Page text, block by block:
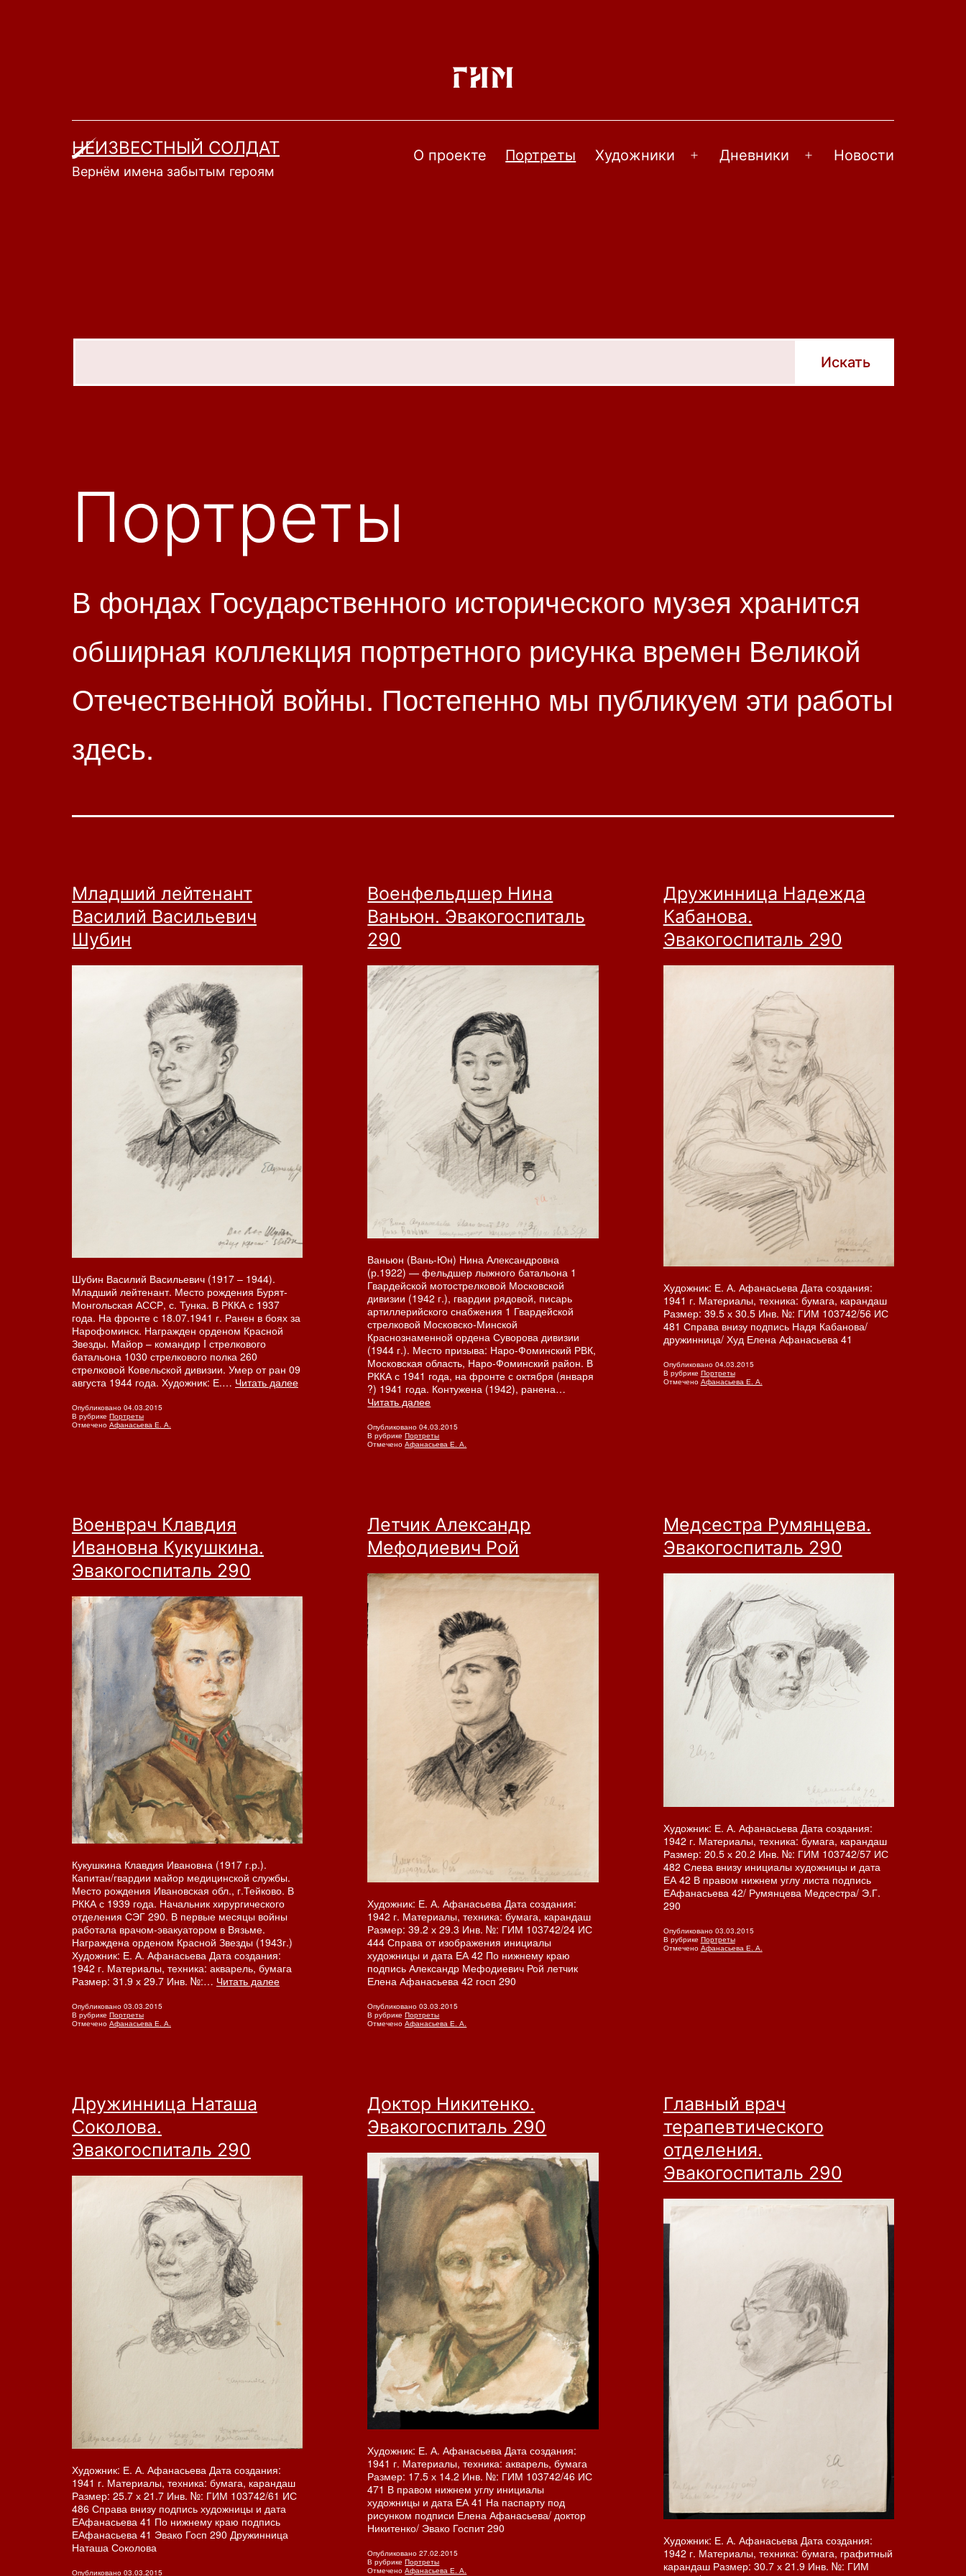
НЕИЗВЕСТНЫЙ СОЛДАТ
Вернём имена забытым героям
О проекте Портреты Художники
Открыть
Дневники
ОткрытьНовости
Портреты
В фондах Государственного исторического музея хранится
обширная коллекция портретного рисунка времен Великой
Отечественной войны. Постепенно мы публикуем эти работы
здесь.
Младший лейтенант
Василий Васильевич
Шубин
Шубин Василий Васильевич (1917 – 1944).
Младший лейтенант. Место рождения Бурят-
Монгольская АССР, с. Тунка. В РККА с 1937
года. На фронте с 18.07.1941 г. Ранен в боях за
Нарофоминск. Награжден орденом Красной
Звезды. Майор – командир I стрелкового
батальона 1030 стрелкового полка 260
стрелковой Ковельской дивизии. Умер от ран 09
августа 1944 года. Художник: Е.… Читать далееМладший
Опубликовано 04.03.2015
В рубрике Портреты
Отмечено Афанасьева Е. А.
Военфельдшер Нина
Ваньюн. Эвакогоспиталь
290
Ваньюн (Вань-Юн) Нина Александровна
(р.1922) — фельдшер лыжного батальона 1
Гвардейской мотострелковой Московской
дивизии (1942 г.), гвардии рядовой, писарь
артиллерийского снабжения 1 Гвардейской
стрелковой Московско-Минской
Краснознаменной ордена Суворова дивизии
(1944 г.). Место призыва: Наро-Фоминский РВК,
Московская область, Наро-Фоминский район. В
РККА с 1941 года, на фронте с октября (января
?) 1941 года. Контужена (1942), ранена…
Читать далееВоенфельдшер
Ваньюн.
Эвакогоспиталь
290
Опубликовано04.03.2015
В рубрикеПортреты
ОтмеченоАфанасьева Е. А.
Дружинница Надежда
Кабанова.
Эвакогоспиталь 290
Художник: Е. А. Афанасьева Дата создания:
1941 г. Материалы, техника: бумага, карандаш
Размер: 39.5 х 30.5 Инв. №: ГИМ 103742/56 ИС
481 Справа внизу подпись Надя Кабанова/
дружинница/ Худ Елена Афанасьева 41
Опубликовано 04.03.2015
В рубрике Портреты
Отмечено Афанасьева Е. А.
Военврач Клавдия
Ивановна Кукушкина.
Эвакогоспиталь 290
Кукушкина Клавдия Ивановна (1917 г.р.).
Капитан/гвардии майор медицинской службы.
Место рождения Ивановская обл., г.Тейково. В
РККА с 1939 года. Начальник хирургического
отделения СЭГ 290. В первые месяцы войны
работала врачом-эвакуатором в Вязьме.
Награждена орденом Красной Звезды (1943г.)
Художник: Е. А. Афанасьева Дата создания:
1942 г. Материалы, техника: акварель, бумага
Размер: 31.9 х 29.7 Инв. №:… Читать далееВоенврач
Опубликовано 03.03.2015
В рубрике Портреты
Отмечено Афанасьева Е. А.
Летчик Александр
Мефодиевич Рой
Художник: Е. А. Афанасьева Дата создания:
1942 г. Материалы, техника: бумага, карандаш
Размер: 39.2 х 29.3 Инв. №: ГИМ 103742/24 ИС
444 Справа от изображения инициалы
художницы и дата ЕА 42 По нижнему краю
подпись Александр Мефодиевич Рой летчик
Елена Афанасьева 42 госп 290
Опубликовано03.03.2015
В рубрикеПортреты
ОтмеченоАфанасьева Е. А.
Медсестра Румянцева.
Эвакогоспиталь 290
Художник: Е. А. Афанасьева Дата создания:
1942 г. Материалы, техника: бумага, карандаш
Размер: 20.5 х 20.2 Инв. №: ГИМ 103742/57 ИС
482 Слева внизу инициалы художницы и дата
ЕА 42 В правом нижнем углу листа подпись
ЕАфанасьева 42/ Румянцева Медсестра/ Э.Г.
290
Опубликовано 03.03.2015
В рубрике Портреты
Отмечено Афанасьева Е. А.
Дружинница Наташа
Соколова.
Эвакогоспиталь 290
Художник: Е. А. Афанасьева Дата создания:
1941 г. Материалы, техника: бумага, карандаш
Размер: 25.7 х 21.7 Инв. №: ГИМ 103742/61 ИС
486 Справа внизу подпись художницы и дата
ЕАфанасьева 41 По нижнему краю подпись
ЕАфанасьева 41 Эвако Госп 290 Дружинница
Наташа Соколова
Опубликовано 03.03.2015
Доктор Никитенко.
Эвакогоспиталь 290
Художник: Е. А. Афанасьева Дата создания:
1941 г. Материалы, техника: акварель, бумага
Размер: 17.5 х 14.2 Инв. №: ГИМ 103742/46 ИС
471 В правом нижнем углу инициалы
художницы и дата ЕА 41 На паспарту под
рисунком подписи Елена Афанасьева/ доктор
Никитенко/ Эвако Госпит 290
Опубликовано27.02.2015
В рубрикеПортреты
ОтмеченоАфанасьева Е. А.
Главный врач
терапевтического
отделения.
Эвакогоспиталь 290
Художник: Е. А. Афанасьева Дата создания:
1942 г. Материалы, техника: бумага, графитный
карандаш Размер: 30.7 х 21.9 Инв. №: ГИМ